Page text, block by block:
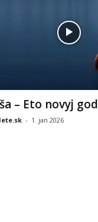
– Eto novyj god
- 1. jan 2026